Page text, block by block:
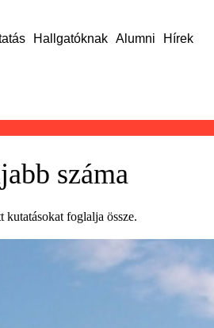
Hallgatóknak Alumni Hírek
száma
foglalja össze.